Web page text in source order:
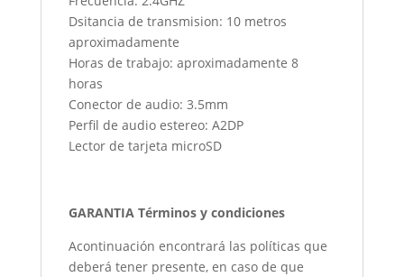
Dsitancia de transmision: 10 metros
aproximadamente
Horas de trabajo: aproximadamente 8
horas
Conector de audio: 3.5mm
Perfil de audio estereo: A2DP
Lector de tarjeta microSD
GARANTIA Términos y condiciones
Acontinuación encontrará las políticas que
deberá tener presente, en caso de que